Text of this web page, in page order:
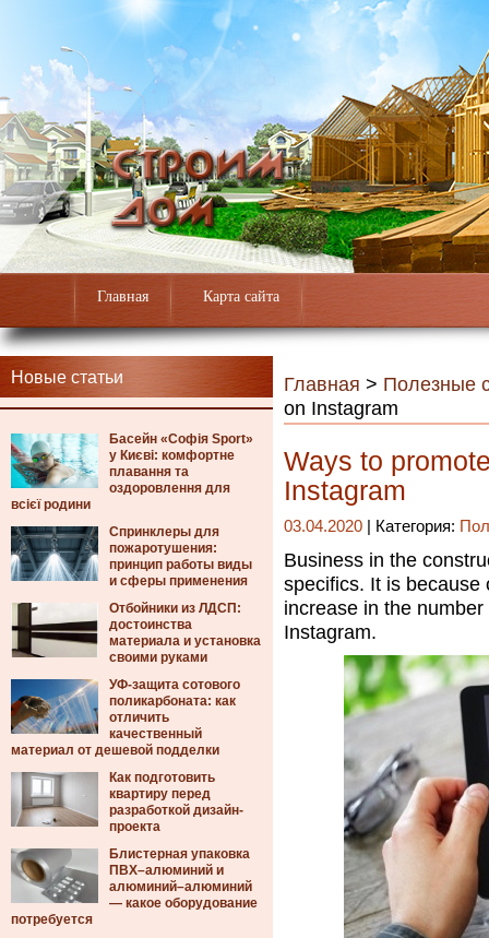
Главная Карта сайта
Новые статьи
Басейн «Софія Sport»
у Києві: комфортне
плавання та
оздоровлення для
всієї родини
Спринклеры для
пожаротушения:
принцип работы виды
и сферы применения
Отбойники из ЛДСП:
достоинства
материала и установка
своими руками
УФ-защита сотового
поликарбоната: как
отличить
качественный
материал от дешевой подделки
Как подготовить
квартиру перед
разработкой дизайн-
проекта
Блистерная упаковка
ПВХ–алюминий и
алюминий–алюминий
— какое оборудование
потребуется
Главная > Полезные
on Instagram
Ways to
Instagram
03.04.2020 | Категория:
Business in the
specifics. It is because
increase in the
Instagram.